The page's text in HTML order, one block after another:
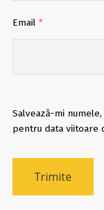
Email *
Salvează-mi
pentru data viitoare